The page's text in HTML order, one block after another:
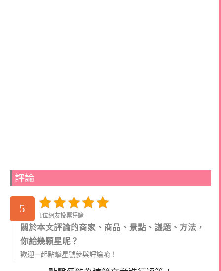
評論
5
1位網友投票評論
關於本文評論的商家、商品、景點、議題、方法，
你給幾顆星呢？
歡迎一起點擊星號參與評論唷！